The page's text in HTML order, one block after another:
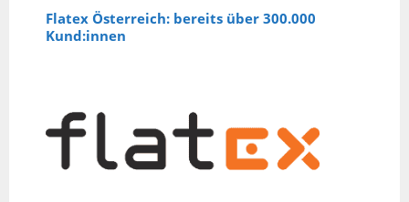
Flatex Österreich: bereits über 300.000
Kund:innen